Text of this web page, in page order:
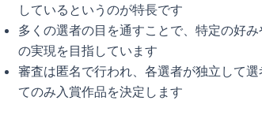
しているというのが特長です
多くの選者の目を通すことで、特定の好
の実現を目指しています
審査は匿名で行われ、各選者が独立して
てのみ入賞作品を決定します